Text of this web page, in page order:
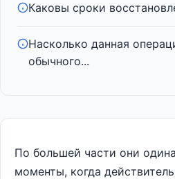
Каковы сроки
Насколько данная
обычного...
По большей части они
моменты, когда